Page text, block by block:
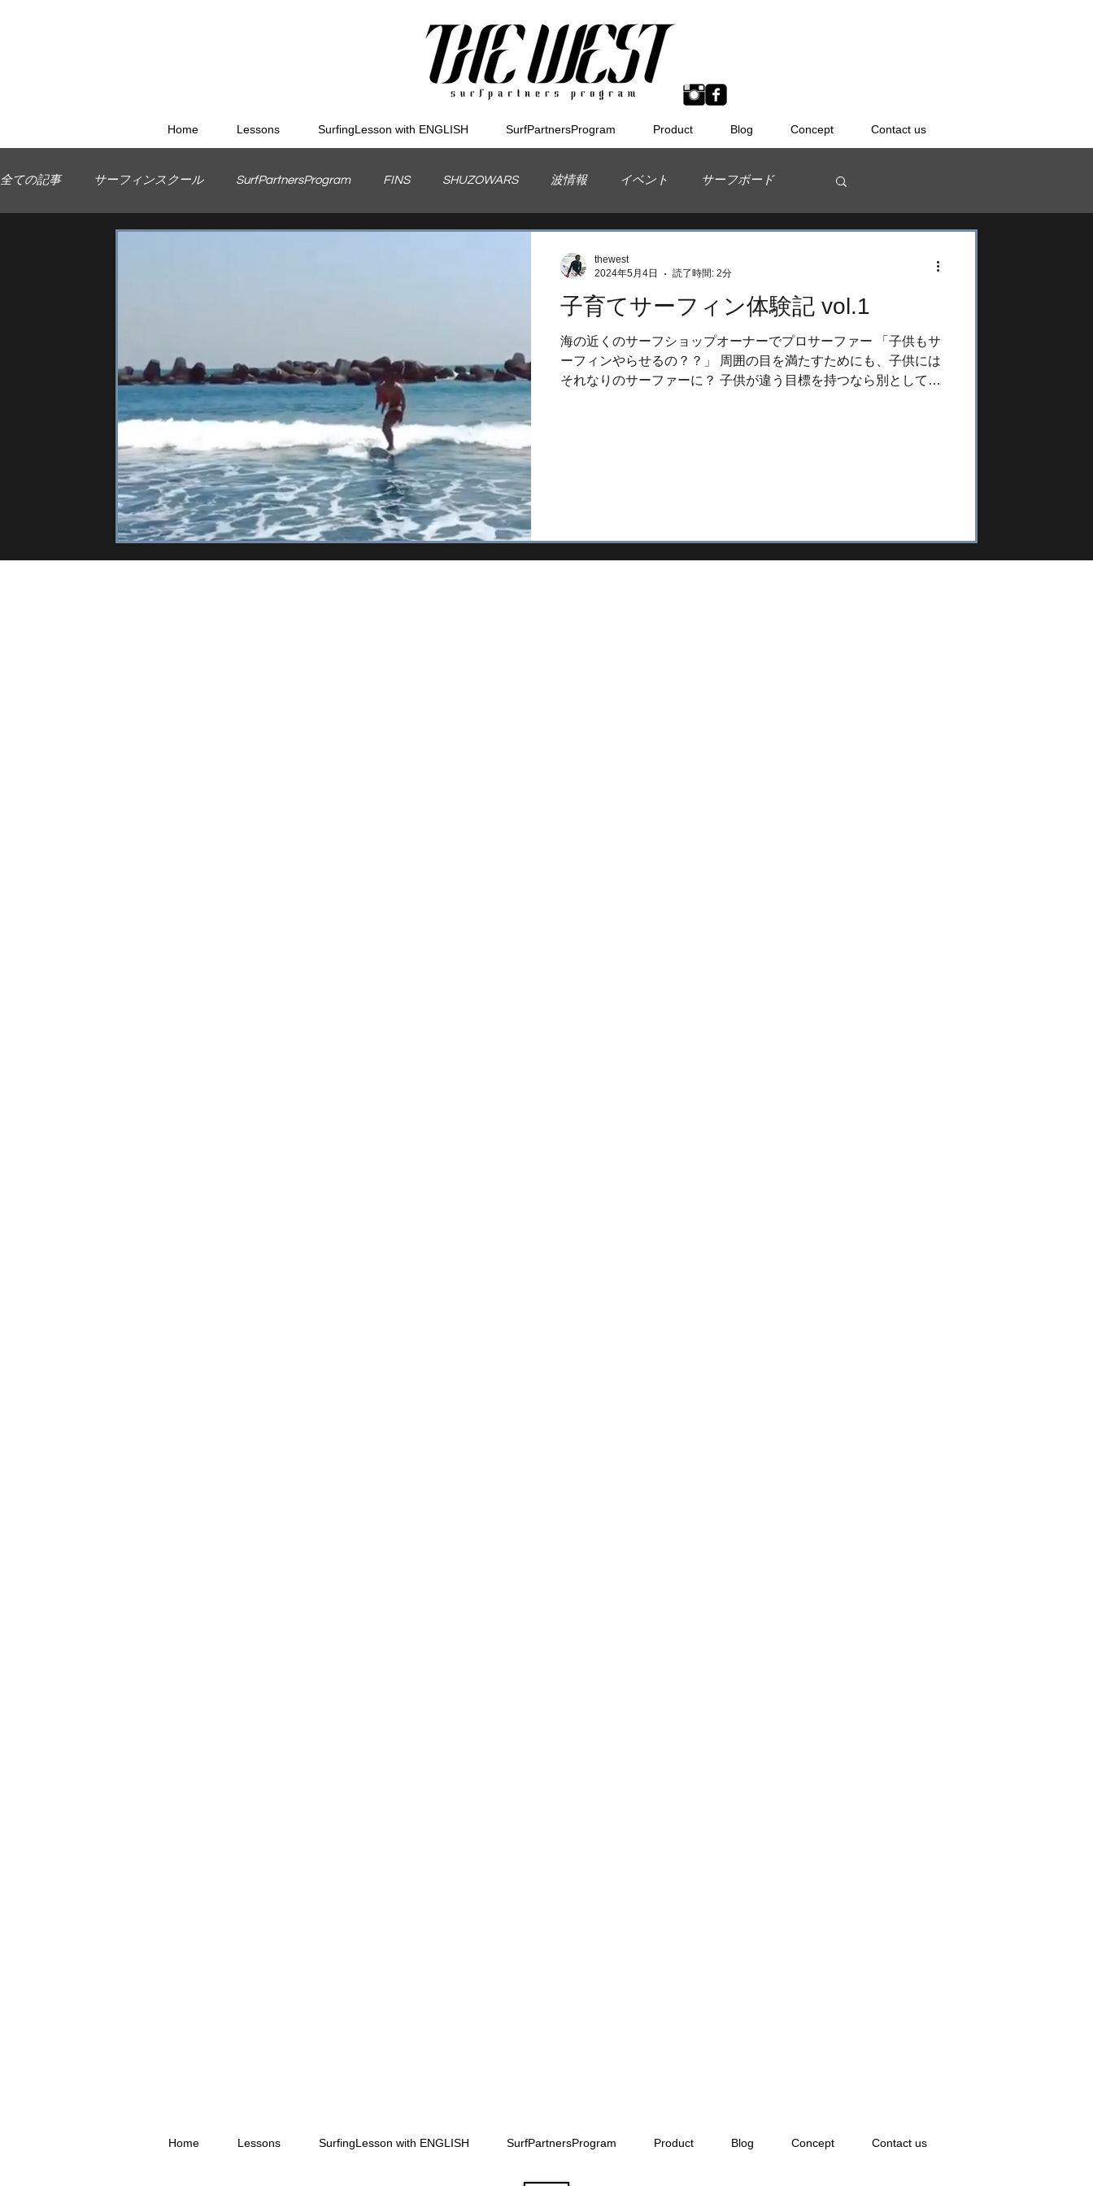
Home Lessons SurfingLesson with ENGLISH SurfPartnersProgram Product Blog Concept Contact us
全ての記事 サーフィンスクール SurfPartnersProgram FINS SHUZOWARS 波情報 イベント サーフボード
インプレッション ボディボードスクール
サーフィンスクール サーフボード 波情報 イベント 格安オリジナルボード ラーメン インプレッション
サーフィンのためのオリジナルスケートボード ボディボードスクール メンタル
子育てサーフィン体験記 vol.1
海の近くのサーフショップオーナーでプロサーファー 「子供もサ
ーフィンやらせるの？？」 周囲の目を満たすためにも、子供には
それなりのサーファーに？ 子供が違う目標を持つなら別として、
thewest
2024年5月4日
読了時間: 2分
Home Lessons SurfingLesson with ENGLISH SurfPartnersProgram Product Blog Concept Contact us